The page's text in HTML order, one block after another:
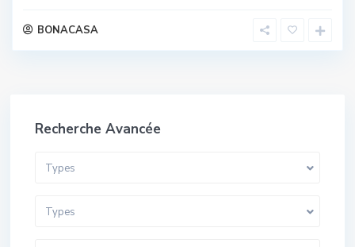
BONACASA
Recherche Avancée
Types
Types